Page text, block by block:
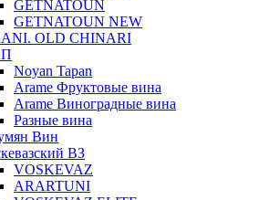
GETNATOUN
GETNATOUN NEW
OLD CHINARI
Noyan Tapan
Arame Фруктовые вина
Arame Виноградные вина
Разные вина
Вин
ВЗ
VOSKEVAZ
ARARTUNI